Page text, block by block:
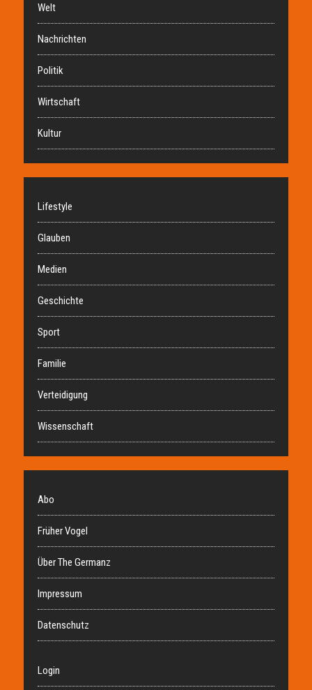
Welt
Nachrichten
Politik
Wirtschaft
Kultur
Lifestyle
Glauben
Medien
Geschichte
Sport
Familie
Verteidigung
Wissenschaft
Abo
Früher Vogel
Über The Germanz
Impressum
Datenschutz
Login